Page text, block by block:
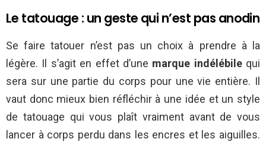
Le tatouage : un geste qui n’est pas anodin
Se faire tatouer n’est pas un choix à prendre à la
légère. Il s’agit en effet d’une marque indélébilequi
sera sur une partie du corps pour une vie entière. Il
vaut donc mieux bien réfléchir à une idée et un style
de tatouage qui vous plaît vraiment avant de vous
lancer à corps perdu dans les encres et les aiguilles.